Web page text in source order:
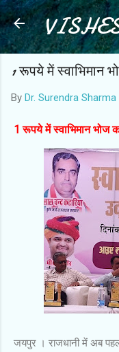
1 रूपये में स्वाभिमान
By Dr. Surendra Sharma
1 रूपये में स्वाभिमान भोज
जयपुर । राजधानी में अब